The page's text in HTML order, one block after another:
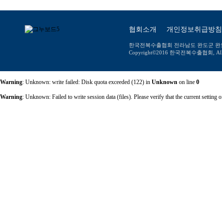
협회소개 개인정보취급방침
한국전복수출협회 전라남도 완도군
Copyright©2016 한국전복수출협회,
Warning: Unknown: write failed: Disk quota exceeded (122) in Unknown on line 0
Warning: Unknown: Failed to write session data (files). Please verify that the current